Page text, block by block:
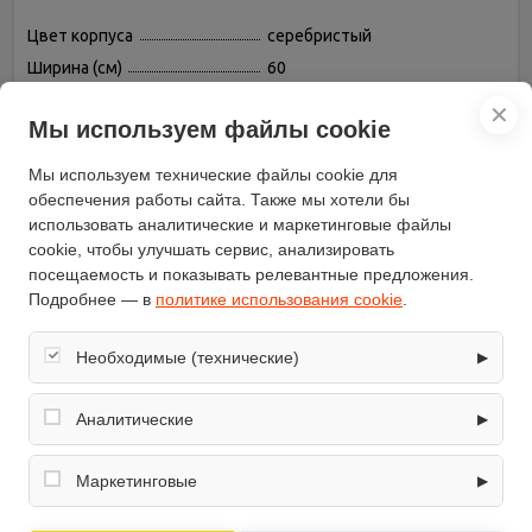
Цвет корпуса
серебристый
Ширина (см)
60
Таймер
есть
Переключатели
поворотные
Конвекция
есть
Гриль
есть, электрический
Объём (л)
Вертел
нет
Дверца духовки
откидная
Подсветка камеры
Вентилятор охлаждения
есть
Тип духовки
✕
Мы используем файлы cookie
Мы используем технические файлы cookie для
обеспечения работы сайта. Также мы хотели бы
использовать аналитические и маркетинговые файлы
cookie, чтобы улучшать сервис, анализировать
посещаемость и показывать релевантные предложения.
Подробнее — в политике использования cookie
Необходимые (технические) ▶
Обеспечивают корректную работу сайта: оформление
заказа, корзина, вход в личный кабинет. Без них основные
Аналитические ▶
Собирают обезличенную информацию о посещениях и
использовании сайта (например, счётчики аналитики),
Маркетинговые ▶